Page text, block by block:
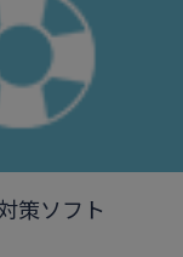
策ソフト